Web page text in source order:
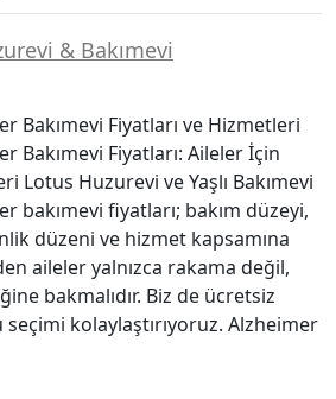
& Bakımevi
Bakımevi Fiyatları ve Hizmetleri
Bakımevi Fiyatları: Aileler İçin
Lotus Huzurevi ve Yaşlı Bakımevi
bakımevi fiyatları; bakım düzeyi,
düzeni ve hizmet kapsamına
aileler yalnızca rakama değil,
bakmalıdır. Biz de ücretsiz
seçimi kolaylaştırıyoruz. Alzheimer